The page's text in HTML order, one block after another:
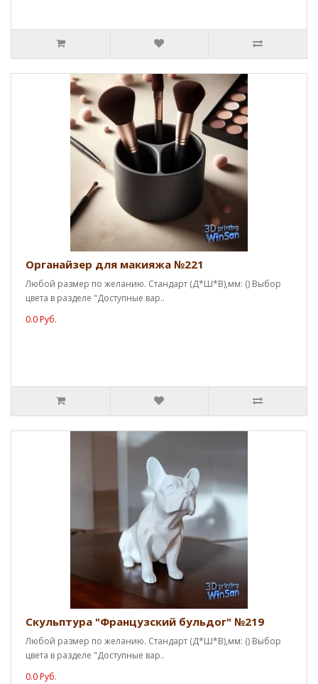
Органайзер для макияжа №221
Любой размер по желанию. Стандарт (Д*Ш*В),мм: () Выбор
цвета в разделе "Доступные вар..
0.0 Руб.
Скульптура "Французский бульдог" №219
Любой размер по желанию. Стандарт (Д*Ш*В),мм: () Выбор
цвета в разделе "Доступные вар..
0.0 Руб.